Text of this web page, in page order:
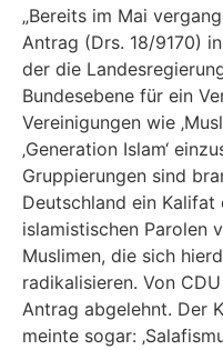
„Bereits im Mai
Antrag (Drs. 18/9170)
der die
Bundesebene für ein
Vereinigungen wie
‚Generation Islam‘
Gruppierungen sind
Deutschland ein
islamistischen Parolen
Muslimen, die sich
radikalisieren. Von
Antrag abgelehnt. Der
meinte sogar: